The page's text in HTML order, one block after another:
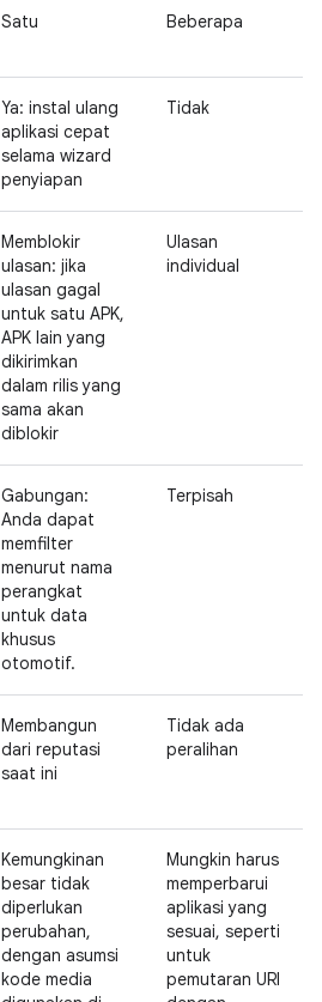
Satu Beberapa
Ya: instal ulang
aplikasi cepat
selama wizard
penyiapan
Tidak
Memblokir
ulasan: jika
ulasan gagal
untuk satu APK,
APK lain yang
dikirimkan
dalam rilis yang
sama akan
diblokir
Ulasan
individual
Gabungan:
Anda dapat
memfilter
menurut nama
perangkat
untuk data
khusus
otomotif.
Terpisah
Membangun
dari reputasi
saat ini
Tidak ada
peralihan
Kemungkinan
besar tidak
diperlukan
perubahan,
dengan asumsi
kode media
Mungkin harus
memperbarui
aplikasi yang
sesuai, seperti
untuk
pemutaran URI